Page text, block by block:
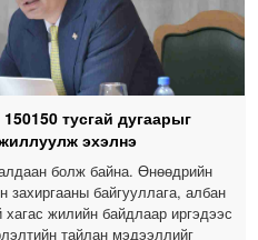
тусгай дугаарыг
эхэлнэ
болж байна. Өнөөдрийн
захиргааны байгууллага, албан
жилийн байдлаар иргэдээс
тайлан мэдээллийг